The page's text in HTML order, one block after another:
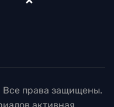
права защищены.